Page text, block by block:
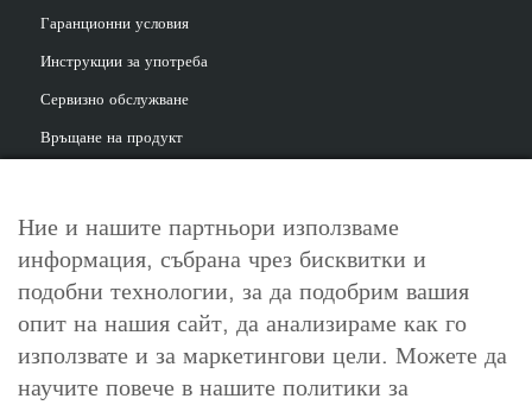
Гаранционни условия
Инструкции за употреба
Сервизно обслужване
Връщане на продукт
За контакт
info@cosori.bg
0898 396 966
Ние и нашите партньори използваме
информация, събрана чрез бисквитки и
подобни технологии, за да подобрим вашия
опит на нашия сайт, да анализираме как го
използвате и за маркетингови цели. Можете да
научите повече в нашите политики за